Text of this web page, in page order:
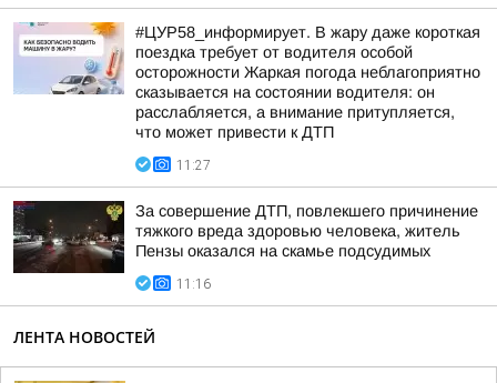
#ЦУР58_информирует. В жару даже короткая
поездка требует от водителя особой
осторожности Жаркая погода неблагоприятно
сказывается на состоянии водителя: он
расслабляется, а внимание притупляется,
что может привести к ДТП
11:27
За совершение ДТП, повлекшего причинение
тяжкого вреда здоровью человека, житель
Пензы оказался на скамье подсудимых
11:16
ЛЕНТА НОВОСТЕЙ